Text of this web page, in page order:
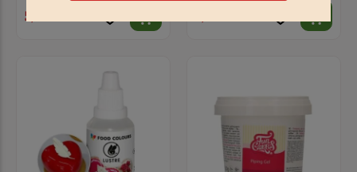
5,90 €